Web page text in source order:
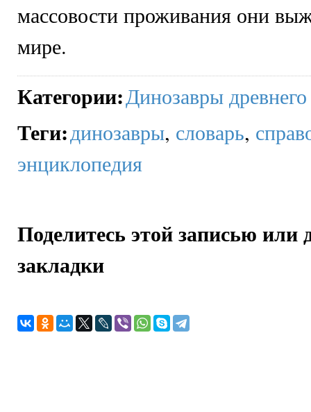
массовости проживания они
мире.
Категории:Динозавры
Теги:динозавры, словарь,
энциклопедия
Поделитесь этой записью или
закладки